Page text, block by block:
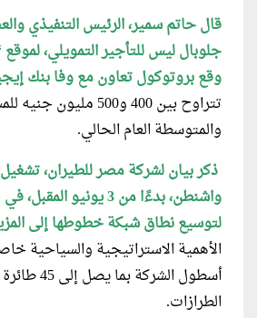
قال حاتم سمير، الرئيس التنفيذي
جلوبال ليس للتأجير التمويلي،
وقع بروتوكول تعاون مع وفا بنك
تتراوح بين 400 و500
والمتوسطة العام الحالي.
ذكر بيان لشركة مصر للطيران،
واشنطن، بدءًا من 3
لتوسيع نطاق شبكة خطوطها إلى
الأهمية الاستراتيجية والسياحية
أسطول الشركة
الطرازات.